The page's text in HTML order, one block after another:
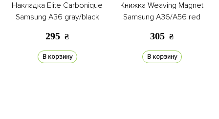
Накладка Elite Carbonique
Samsung A36 gray/black
295 ₴
В корзину
Книжка Weaving Magnet
Samsung A36/A56 red
305 ₴
В корзину